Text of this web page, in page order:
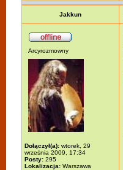
Jakkun
Arcyrozmowny
Dołączył(a): wtorek, 29
września 2009, 17:34
Posty: 295
Lokalizacja: Warszawa